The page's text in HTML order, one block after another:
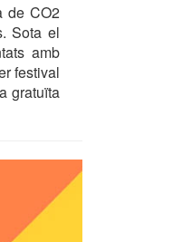
de CO2
Sota el
amb
festival
gratuïta